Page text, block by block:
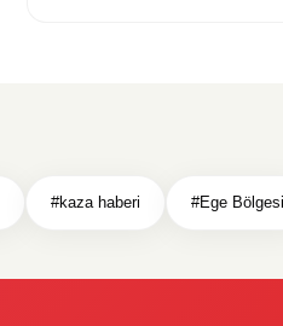
#kaza haberi #Ege Bölgesi